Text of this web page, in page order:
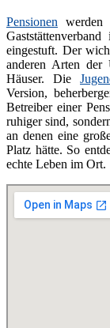
Pensionen werden
eingestuft. Der
anderen Arten
Häuser. Die
Version,
Betreiber einer
ruhiger sind,
an denen eine
Platz hätte. So
echte Leben im Ort.